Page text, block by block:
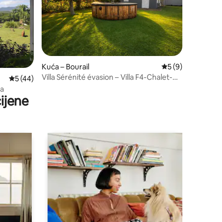
Prosječna ocjena: 5/5, recenzija: 44
5 (44)
Kuća – Bourail Prosječna
5 (9)
Villa Sérénité évasion – Villa F4-Chalet-